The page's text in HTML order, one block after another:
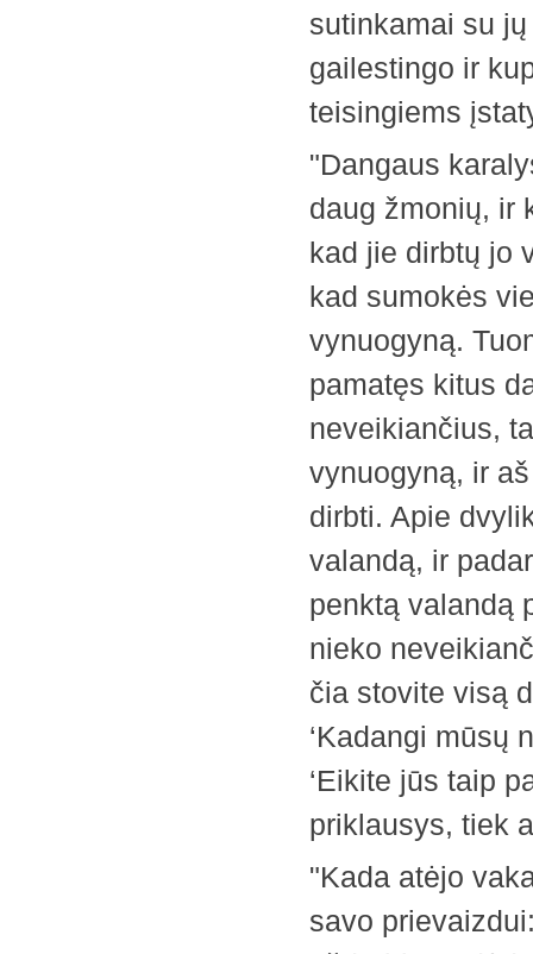
sutinkamai su
gailestingo ir
teisingiems
"Dangaus
daug žmonių, ir
kad jie dirbtų jo
kad sumokės
vynuogyną.
pamatęs kitus
neveikiančius,
vynuogyną, ir
dirbti. Apie
valandą, ir
penktą valandą
nieko
čia stovite visą
‘Kadangi mūsų
‘Eikite jūs taip
priklausys, tiek
"Kada atėjo
savo